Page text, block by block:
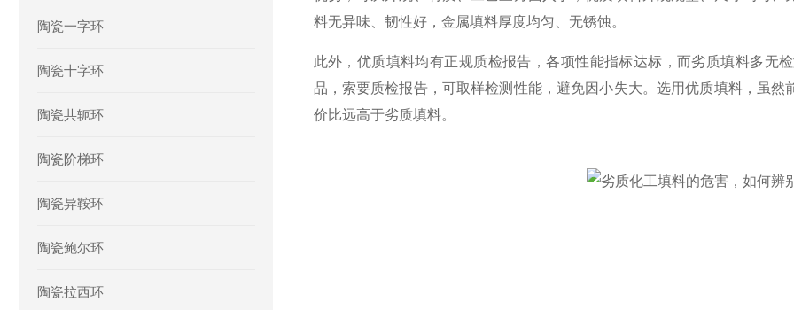
陶瓷一字环
陶瓷十字环
陶瓷共轭环
陶瓷阶梯环
陶瓷异鞍环
陶瓷鲍尔环
陶瓷拉西环
料无异味、韧性好，金属填料厚度均匀、无锈蚀。
此外，优质填料均有正规质检报告，各项性能指标达标，而劣质填料多无
品，索要质检报告，可取样检测性能，避免因小失大。选用优质填料，虽
价比远高于劣质填料。